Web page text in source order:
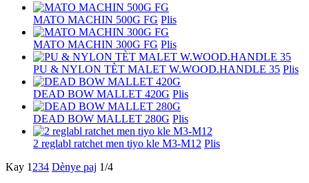
MATO MACHIN 500G FG Plis
MATO MACHIN 300G FG Plis
PU & NYLON TÈT MALET W.WOOD.HANDLE 35 Plis
DEAD BOW MALLET 420G Plis
DEAD BOW MALLET 280G Plis
2 reglabl ratchet men tiyo kle M3-M12 Plis
Kay 1 234 Dènye paj 1/4